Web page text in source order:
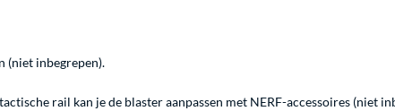
(niet inbegrepen).
rail kan je de blaster aanpassen met NERF-accessoires (niet